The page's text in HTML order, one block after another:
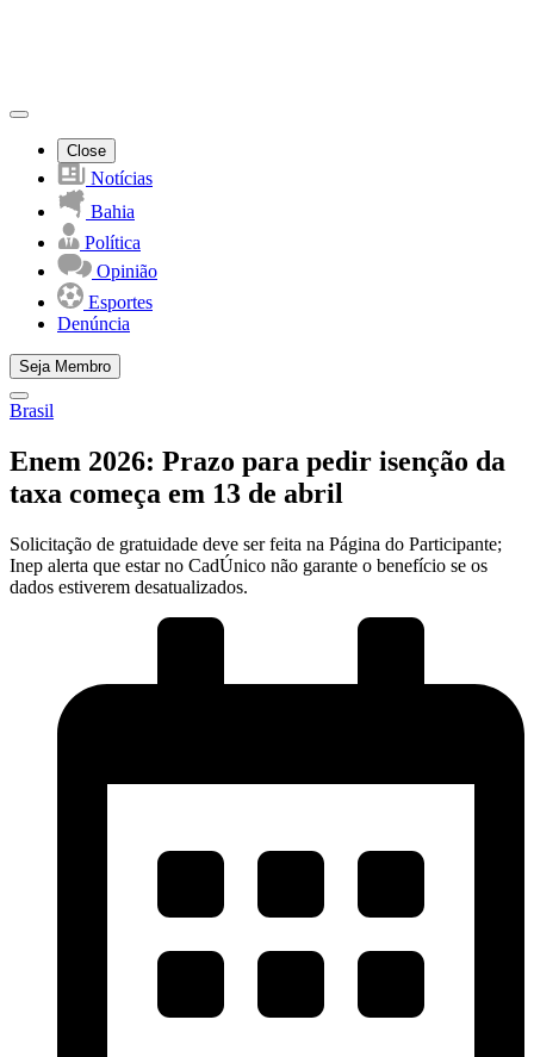
Close
Notícias
Bahia
Política
Opinião
Esportes
Denúncia
Seja Membro
Brasil
Enem 2026: Prazo para pedir isenção da
taxa começa em 13 de abril
Solicitação de gratuidade deve ser feita na Página do Participante;
Inep alerta que estar no CadÚnico não garante o benefício se os
dados estiverem desatualizados.